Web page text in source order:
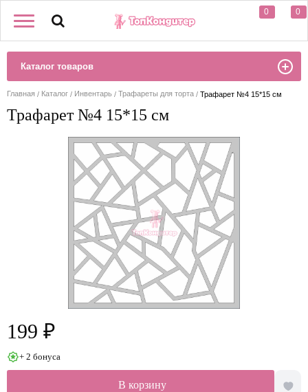
0 0
Каталог товаров
Главная Каталог Инвентарь Трафареты для торта Трафарет №4 15*15 см
Трафарет №4 15*15 см
199 ₽
+ 2 бонуса
В корзину